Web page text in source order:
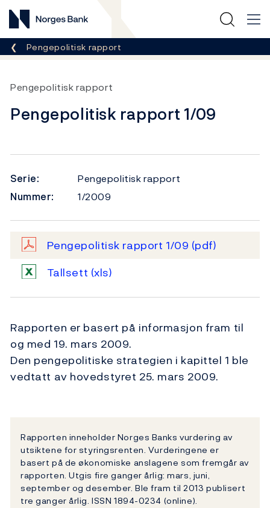
Norges Bank
Her er du nå:
Pengepolitisk rapport
Pengepolitisk rapport
Pengepolitisk rapport 1/09
Serie:
Pengepolitisk rapport
Nummer:
1/2009
Pengepolitisk rapport 1/09 (pdf)
Tallsett (xls)
Rapporten er basert på informasjon fram til
og med 19. mars 2009.
Den pengepolitiske strategien i kapittel 1 ble
vedtatt av hovedstyret 25. mars 2009.
Rapporten inneholder Norges Banks vurdering av
utsiktene for styringsrenten. Vurderingene er
basert på de økonomiske anslagene som fremgår av
rapporten. Utgis fire ganger årlig: mars, juni,
september og desember. Ble fram til 2013 publisert
tre ganger årlig. ISSN 1894-0234 (online).